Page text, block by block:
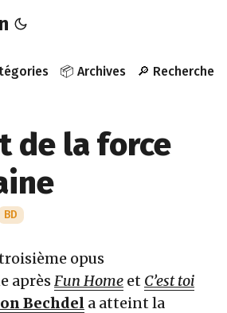
📦 Archives 🔎 Recherche
de la force
BD
opus
aprèsFun Home et C’est toi
Bechdel a atteint la